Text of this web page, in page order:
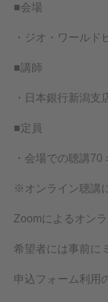
■会場
・ジオ・ワールド
■講師
・日本銀行新潟
■定員
・会場での聴講70
※オンライン聴講
Zoomによるオン
希望者には事前に
申込フォーム利用